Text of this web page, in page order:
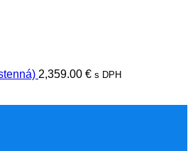
2,359.00 € s DPH